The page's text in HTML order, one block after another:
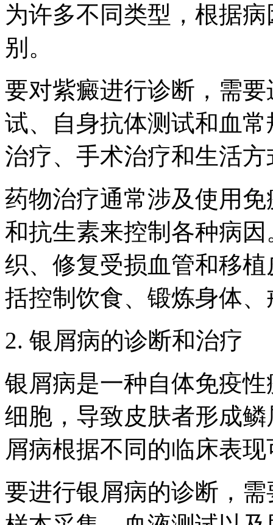
为许多不同类型，根据
别。
要对紫癜进行诊断，需
试、自身抗体测试和血
治疗、手术治疗和生活
药物治疗通常涉及使用
和抗生素来控制各种病
织、修复受损血管和移
括控制饮食、锻炼身体
2. 银屑病的诊断和治疗
银屑病是一种自体免疫
细胞，导致皮肤者形成
屑病根据不同的临床表
要进行银屑病的诊断，